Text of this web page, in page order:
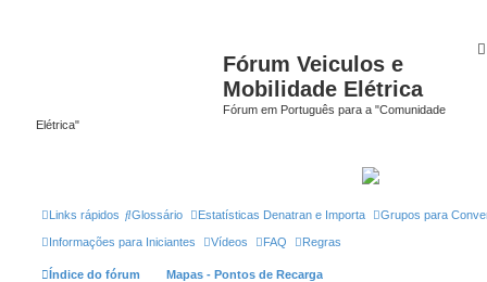
Fórum Veiculos e
Mobilidade Elétrica
Fórum em Português para a "Comunidade
Elétrica"
Links rápidos Glossário Estatísticas Denatran e Importa Grupos para
Informações para Iniciantes Vídeos FAQ Regras
Índice do fórum Mapas - Pontos de Recarga